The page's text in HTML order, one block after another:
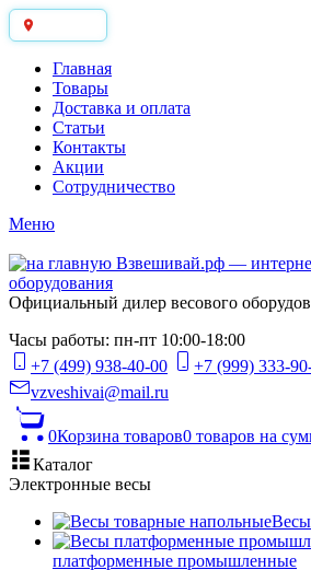
Главная
Товары
Доставка и оплата
Статьи
Контакты
Акции
Сотрудничество
Меню
Официальный дилер весового
Часы работы: пн-пт 10:00-18:00
+7 (499) 938-40-00
+7 (999) 333-
vzveshivai@mail.ru
0Корзина товаров0 товаров на
Каталог
Электронные весы
платформенные промышленные